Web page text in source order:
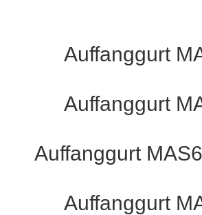
Auffanggurt
Auffanggurt
Auffanggurt
Auffanggurt